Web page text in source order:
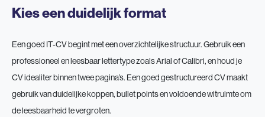
Kies een duidelijk format
Een goed IT-CV begint met een overzichtelijke structuur. Gebruik een
professioneel en leesbaar lettertype zoals Arial of Calibri, en houd je
CV idealiter binnen twee pagina’s. Een goed gestructureerd CV maakt
gebruik van duidelijke koppen, bullet points en voldoende witruimte om
de leesbaarheid te vergroten.